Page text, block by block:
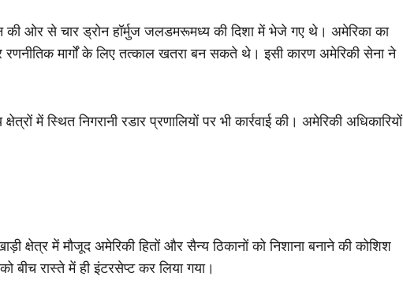
ओर से चार ड्रोन हॉर्मुज जलडमरूमध्य की दिशा में भेजे गए थे। अमेरिका का
मार्गों के लिए तत्काल खतरा बन सकते थे। इसी कारण अमेरिकी सेना ने
में स्थित निगरानी रडार प्रणालियों पर भी कार्रवाई की। अमेरिकी अधिकारियों
क्षेत्र में मौजूद अमेरिकी हितों और सैन्य ठिकानों को निशाना बनाने की कोशिश
बीच रास्ते में ही इंटरसेप्ट कर लिया गया।